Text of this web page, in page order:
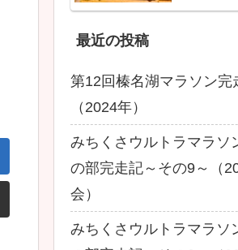
最近の投稿
第12回榛名湖マラソン完
（2024年）
みちくさウルトラマラソ
の部完走記～その9～（
会）
みちくさウルトラマラソ